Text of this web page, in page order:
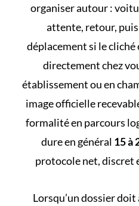
organiser autour :
attente, retour,
déplacement si le cliché
directement chez
établissement ou en
image officielle
formalité en parcours
dure en général 15 à
protocole net, discret
Lorsqu’un dossier